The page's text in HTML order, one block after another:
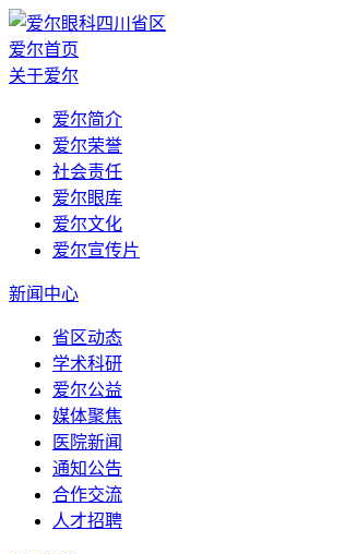
爱尔首页
关于爱尔
爱尔简介
爱尔荣誉
社会责任
爱尔眼库
爱尔文化
爱尔宣传片
新闻中心
省区动态
学术科研
爱尔公益
媒体聚焦
医院新闻
通知公告
合作交流
人才招聘